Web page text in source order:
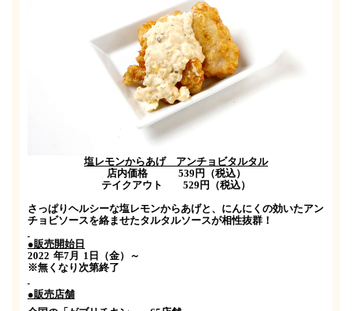
塩レモンからあげ アンチョビタルタル
店内価格 539 円（税込）
テイクアウト 529 円（税込）
さっぱりヘルシーな塩レモンからあげと、にんにくの効いたアン
チョビソースを絡ませたタルタルソースが相性抜群！
● 販売開始日
2022 年7月 1 日（金）～
※無くなり次第終了
●販売店舗